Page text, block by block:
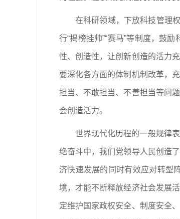
在科研领域，下放科技管理
行“揭榜挂帅”“赛马”等制度，鼓
性、创造性，让创新创造的活力
要深化各方面的体制机制改革，
担当、不敢担当、不善担当等问
会创造活力。
世界现代化历程的一般规律
绝奋斗中，我们党领导人民创造
济快速发展的同时有效应对转型
境，才能不断释放经济社会发展
定维护国家政权安全、制度安全